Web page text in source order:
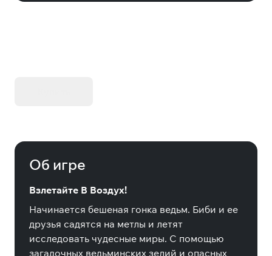
Об игре
Взлетайте В Воздух!
Начинается бешеная гонка ведьм. Биби и ее
друзья садятся на метлы и летят
исследовать чудесные миры. С помощью
загадочных ведьминских зелий и опасных